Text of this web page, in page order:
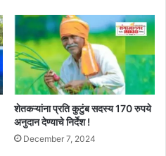
शेतकऱ्यांना प्रति कुटुंब सदस्य 170 रुपये
अनुदान देण्याचे निर्देश !
December 7, 2024